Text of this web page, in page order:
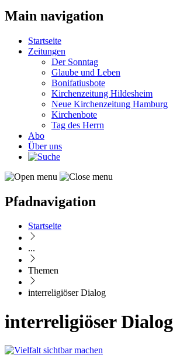
Main navigation
Startseite
Zeitungen
Der Sonntag
Glaube und Leben
Bonifatiusbote
Kirchenzeitung Hildesheim
Neue Kirchenzeitung Hamburg
Kirchenbote
Tag des Herrn
Abo
Über uns
Pfadnavigation
Startseite
...
Themen
interreligiöser Dialog
interreligiöser Dialog